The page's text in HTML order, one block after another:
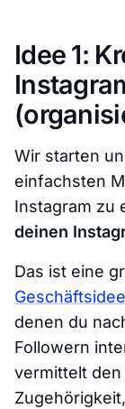
Idee 1:
Wir starten
einfachsten
Instagram zu
deinen
Das ist eine
Geschäftsidee
denen du
Followern
vermittelt